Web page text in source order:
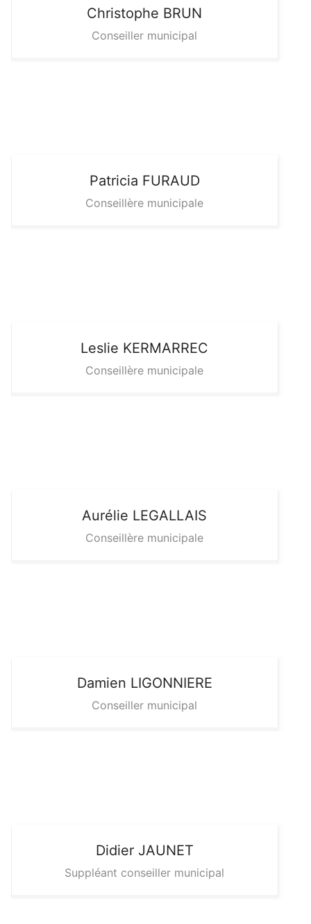
Christophe BRUN
Conseiller municipal
Patricia FURAUD
Conseillère municipale
Leslie KERMARREC
Conseillère municipale
Aurélie LEGALLAIS
Conseillère municipale
Damien LIGONNIERE
Conseiller municipal
Didier JAUNET
Suppléant conseiller municipal